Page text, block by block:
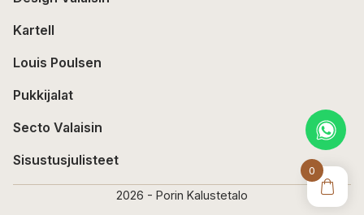
0
Kartell
Louis Poulsen
Pukkijalat
Secto Valaisin
Sisustusjulisteet
2026 - Porin Kalustetalo